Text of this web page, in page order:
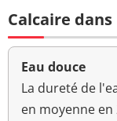
Bactéries
Bact. aér.
Calcaire
Eau douce
La dureté de
en moyenne